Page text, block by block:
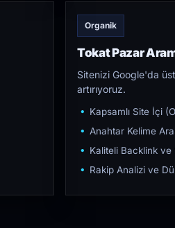
Organik
Tokat Pazar
Sitenizi Google'da üst
artırıyoruz.
Kapsamlı Site İçi
Anahtar Kelime
Kaliteli Backlink ve
Rakip Analizi ve